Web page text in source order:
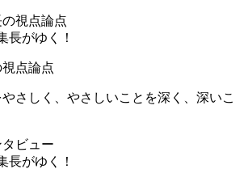
長がゆく！
点論点
さしく、やさしいことを深く、深いこ
長がゆく！